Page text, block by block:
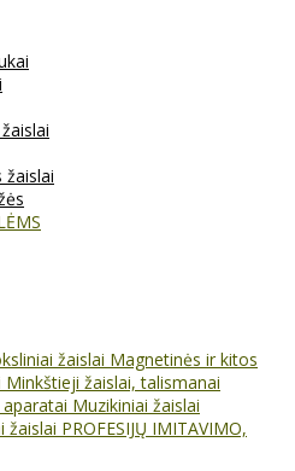
žaislai
žaislai Magnetinės ir kitos
Minkštieji žaislai, talismanai
Muzikiniai žaislai
žaislai PROFESIJŲ IMITAVIMO,